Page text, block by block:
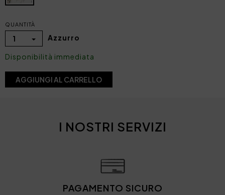
QUANTITÀ
1 Azzurro
Disponibilità immediata
AGGIUNGI AL CARRELLO
I NOSTRI SERVIZI
PAGAMENTO SICURO